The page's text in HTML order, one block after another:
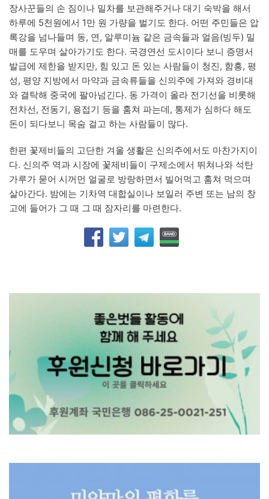
장사꾼들의 손 짐이나 밀차를 보관해주거나 대기 숙박을 해서
하루에 5천원에서 1만 원 가량을 벌기도 한다. 어떤 주민들은 압
록강을 넘나들며 동, 연, 알루미늄 같은 금속들과 얼음(빙두) 밀
매를 도우며 살아가기도 한다. 국경연선 도시이다 보니 증명서
발급에 제한을 받지만, 힘 있고 돈 있는 사람들이 청진, 함흥, 평
성, 평양 지방에서 마약과 금속류들을 신의주에 가져와 경비대
와 결탁해 중국에 팔아넘긴다. 동 가격이 올라 전기선을 비롯해
전차선, 전동기, 용접기 등을 훔쳐 파는데, 통제가 심하다 해도
돈이 되다보니 목숨 걸고 하는 사람들이 많다.
한편 꽃제비들의 고단한 겨울 생활은 신의주에서도 마찬가지이
다. 신의주 역과 시장에 꽃제비들이 구제소에서 뛰쳐나와 석탄
가루가 묻어 시꺼먼 얼굴로 방랑하면서 빌어먹고 훔쳐 먹으며
살아간다. 밤에는 기차역 대합실이나 보일러 주변 또는 남의 창
고에 들어가 그 때 그 때 잠자리를 마련한다.